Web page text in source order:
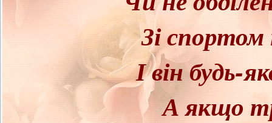
Зі спортом
І він будь-
А якщо